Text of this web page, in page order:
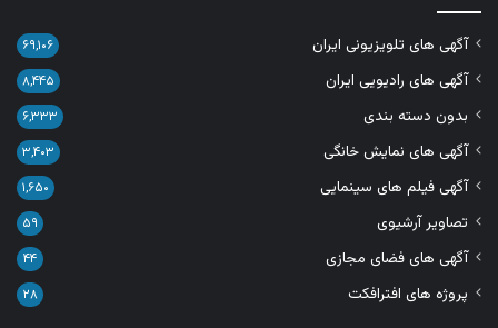
آگهی های تلویزیونی ایران ۶۹,۱۰۶
آگهی های رادیویی ایران ۸,۴۴۵
بدون دسته بندی ۶,۳۳۳
آگهی های نمایش خانگی ۳,۴۰۳
آگهی فیلم های سینمایی ۱,۶۵۰
تصاویر آرشیوی ۵۹
آگهی های فضای مجازی ۴۴
پروژه های افترافکت ۲۸